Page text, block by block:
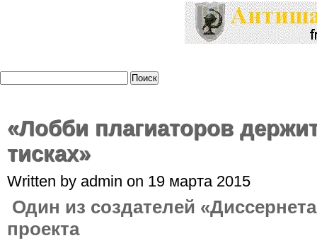
«Лобби плагиаторов
тисках»
Written by admin on 19 марта 2015
Один из создателей
проекта